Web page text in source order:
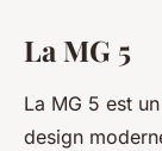
La MG 5
La MG 5 est
design